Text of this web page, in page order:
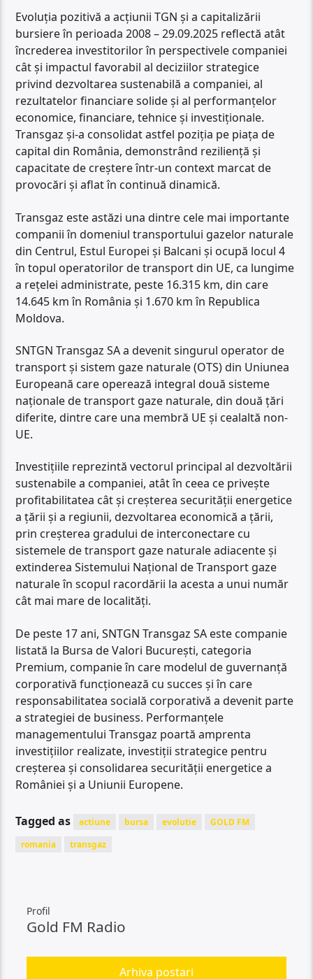
Evoluția pozitivă a acțiunii TGN și a capitalizării
bursiere în perioada 2008 – 29.09.2025 reflectă atât
încrederea investitorilor în perspectivele companiei
cât și impactul favorabil al deciziilor strategice
privind dezvoltarea sustenabilă a companiei, al
rezultatelor financiare solide și al performanțelor
economice, financiare, tehnice și investiționale.
Transgaz și-a consolidat astfel poziția pe piața de
capital din România, demonstrând reziliență și
capacitate de creștere într-un context marcat de
provocări și aflat în continuă dinamică.
Transgaz este astăzi una dintre cele mai importante
companii în domeniul transportului gazelor naturale
din Centrul, Estul Europei și Balcani și ocupă locul 4
în topul operatorilor de transport din UE, ca lungime
a rețelei administrate, peste 16.315 km, din care
14.645 km în România și 1.670 km în Republica
Moldova.
SNTGN Transgaz SA a devenit singurul operator de
transport și sistem gaze naturale (OTS) din Uniunea
Europeană care operează integral două sisteme
naționale de transport gaze naturale, din două țări
diferite, dintre care una membră UE și cealaltă non-
UE.
Investițiile reprezintă vectorul principal al dezvoltării
sustenabile a companiei, atât în ceea ce privește
profitabilitatea cât și creșterea securității energetice
a țării și a regiunii, dezvoltarea economică a țării,
prin creșterea gradului de interconectare cu
sistemele de transport gaze naturale adiacente și
extinderea Sistemului Național de Transport gaze
naturale în scopul racordării la acesta a unui număr
cât mai mare de localități.
De peste 17 ani, SNTGN Transgaz SA este companie
listată la Bursa de Valori București, categoria
Premium, companie în care modelul de guvernanță
corporativă funcționează cu succes și în care
responsabilitatea socială corporativă a devenit parte
a strategiei de business. Performanțele
managementului Transgaz poartă amprenta
investițiilor realizate, investiții strategice pentru
creșterea și consolidarea securității energetice a
României și a Uniunii Europene.
Tagged as actiune bursa evolutie
GOLD FM
romania
transgaz
Profil
Gold FM Radio
Arhiva postari